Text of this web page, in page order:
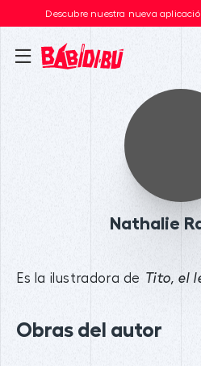
Descubre nuestra nueva
Nathalie
Es la ilustradora de Tito, el
Obras del autor